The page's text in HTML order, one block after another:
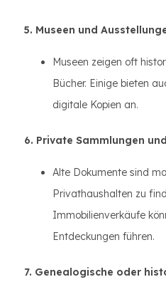
5. Museen und
Museen zeigen oft
Bücher. Einige bieten
digitale Kopien an.
6. Private Sammlungen
Alte Dokumente sind
Privathaushalten zu
Immobilienverkäufe
Entdeckungen führen.
7. Genealogische oder